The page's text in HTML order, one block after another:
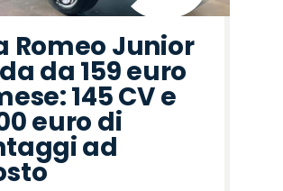
Romeo Junior
da 159 euro
145 CV e
euro di
ad